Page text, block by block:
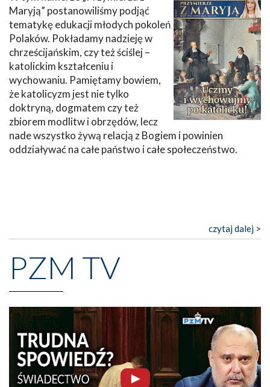
Maryją” postanowiliśmy podjąć
tematykę edukacji młodych pokoleń
Polaków. Pokładamy nadzieję w
chrześcijańskim, czy też ściślej –
katolickim kształceniu i
wychowaniu. Pamiętamy bowiem,
że katolicyzm jest nie tylko
doktryną, dogmatem czy też
zbiorem modlitw i obrzędów, lecz
nade wszystko żywą relacją z Bogiem i powinien
oddziaływać na całe państwo i całe społeczeństwo.
czytaj dalej >
PZM TV